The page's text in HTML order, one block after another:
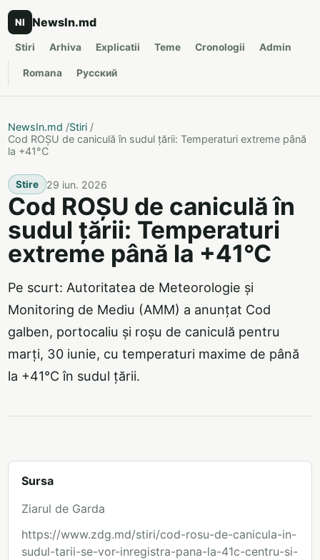
NI NewsIn.md
Stiri Arhiva Explicatii Teme Cronologii Admin
Romana Русский
NewsIn.md /Stiri /
Cod ROȘU de caniculă în sudul țării: Temperaturi extreme până
la +41°C
Stire 29 iun. 2026
Cod ROȘU de caniculă în
sudul țării: Temperaturi
extreme până la +41°C
Pe scurt: Autoritatea de Meteorologie și
Monitoring de Mediu (AMM) a anunțat Cod
galben, portocaliu și roșu de caniculă pentru
marți, 30 iunie, cu temperaturi maxime de până
la +41°C în sudul țării.
Sursa
Ziarul de Garda
https://www.zdg.md/stiri/cod-rosu-de-canicula-in-
sudul-tarii-se-vor-inregistra-pana-la-41c-centru-si-